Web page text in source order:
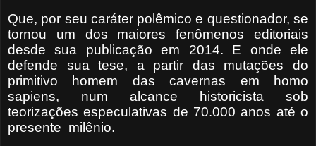
Que, por seu caráter polêmico e questionador, se
tornou um dos maiores fenômenos editoriais
desde sua publicação em 2014. E onde ele
defende sua tese, a partir das mutações do
primitivo homem das cavernas em homo
sapiens, num alcance historicista sob
teorizações especulativas de 70.000 anos até o
presente milênio.